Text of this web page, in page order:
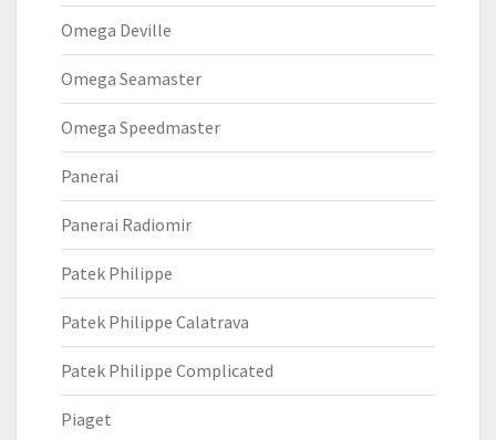
Omega Deville
Omega Seamaster
Omega Speedmaster
Panerai
Panerai Radiomir
Patek Philippe
Patek Philippe Calatrava
Patek Philippe Complicated
Piaget